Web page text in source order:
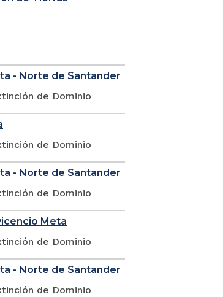
- Norte de Santander
de Dominio
de Dominio
- Norte de Santander
de Dominio
Meta
de Dominio
- Norte de Santander
de Dominio